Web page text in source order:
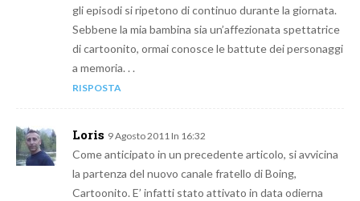
gli episodi si ripetono di continuo durante la giornata.
Sebbene la mia bambina sia un’affezionata spettatrice
di cartoonito, ormai conosce le battute dei personaggi
a memoria. . .
RISPOSTA
Loris 9 Agosto 2011 In 16:32
Come anticipato in un precedente articolo, si avvicina
la partenza del nuovo canale fratello di Boing,
Cartoonito. E’ infatti stato attivato in data odierna